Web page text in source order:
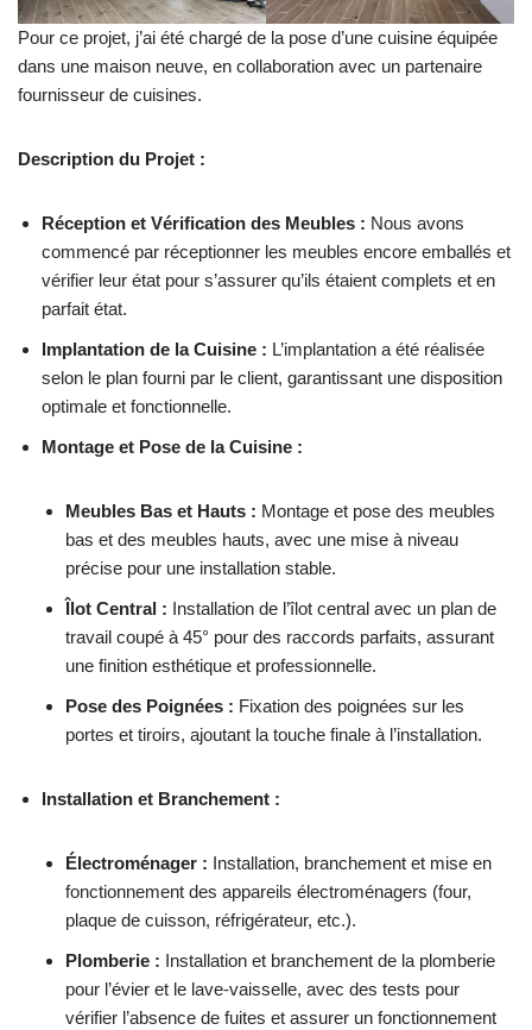
Pour ce projet, j’ai été chargé de la pose d’une cuisine équipée
dans une maison neuve, en collaboration avec un partenaire
fournisseur de cuisines.
Description du Projet :
Réception et Vérification des Meubles : Nous avons
commencé par réceptionner les meubles encore emballés et
vérifier leur état pour s’assurer qu’ils étaient complets et en
parfait état.
Implantation de la Cuisine : L’implantation a été réalisée
selon le plan fourni par le client, garantissant une disposition
optimale et fonctionnelle.
Montage et Pose de la Cuisine :
Meubles Bas et Hauts : Montage et pose des meubles
bas et des meubles hauts, avec une mise à niveau
précise pour une installation stable.
Îlot Central : Installation de l’îlot central avec un plan de
travail coupé à 45° pour des raccords parfaits, assurant
une finition esthétique et professionnelle.
Pose des Poignées : Fixation des poignées sur les
portes et tiroirs, ajoutant la touche finale à l’installation.
Installation et Branchement :
Électroménager : Installation, branchement et mise en
fonctionnement des appareils électroménagers (four,
plaque de cuisson, réfrigérateur, etc.).
Plomberie : Installation et branchement de la plomberie
pour l’évier et le lave-vaisselle, avec des tests pour
vérifier l’absence de fuites et assurer un fonctionnement